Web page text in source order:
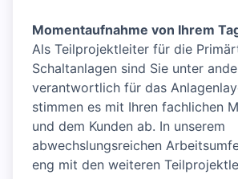
Momentaufnahme von Ihrem
Als Teilprojektleiter für die
Schaltanlagen sind Sie unter
verantwortlich für das
stimmen es mit Ihren fachlichen
und dem Kunden ab. In unserem
abwechslungsreichen
eng mit den weiteren